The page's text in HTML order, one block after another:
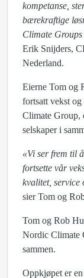
kompetanse,
bærekraftige
Climate
Erik Snijders,
Nederland.
Eierne Tom og
fortsatt vekst
Climate Group,
selskaper i
«Vi ser frem til
fortsette vår
kvalitet, service
sier Tom og
Tom og Rob
Nordic Climate
sammen.
Oppkjøpet er